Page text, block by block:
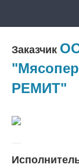
Заказчик
РЕМИТ"